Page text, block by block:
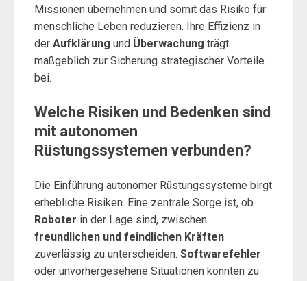
Missionen übernehmen und somit das Risiko für
menschliche Leben reduzieren. Ihre Effizienz in
der Aufklärung und Überwachung trägt
maßgeblich zur Sicherung strategischer Vorteile
bei.
Welche Risiken und Bedenken sind
mit autonomen
Rüstungssystemen verbunden?
Die Einführung autonomer Rüstungssysteme birgt
erhebliche Risiken. Eine zentrale Sorge ist, ob
Roboter in der Lage sind, zwischen
freundlichen und feindlichen Kräften
zuverlässig zu unterscheiden. Softwarefehler
oder unvorhergesehene Situationen könnten zu